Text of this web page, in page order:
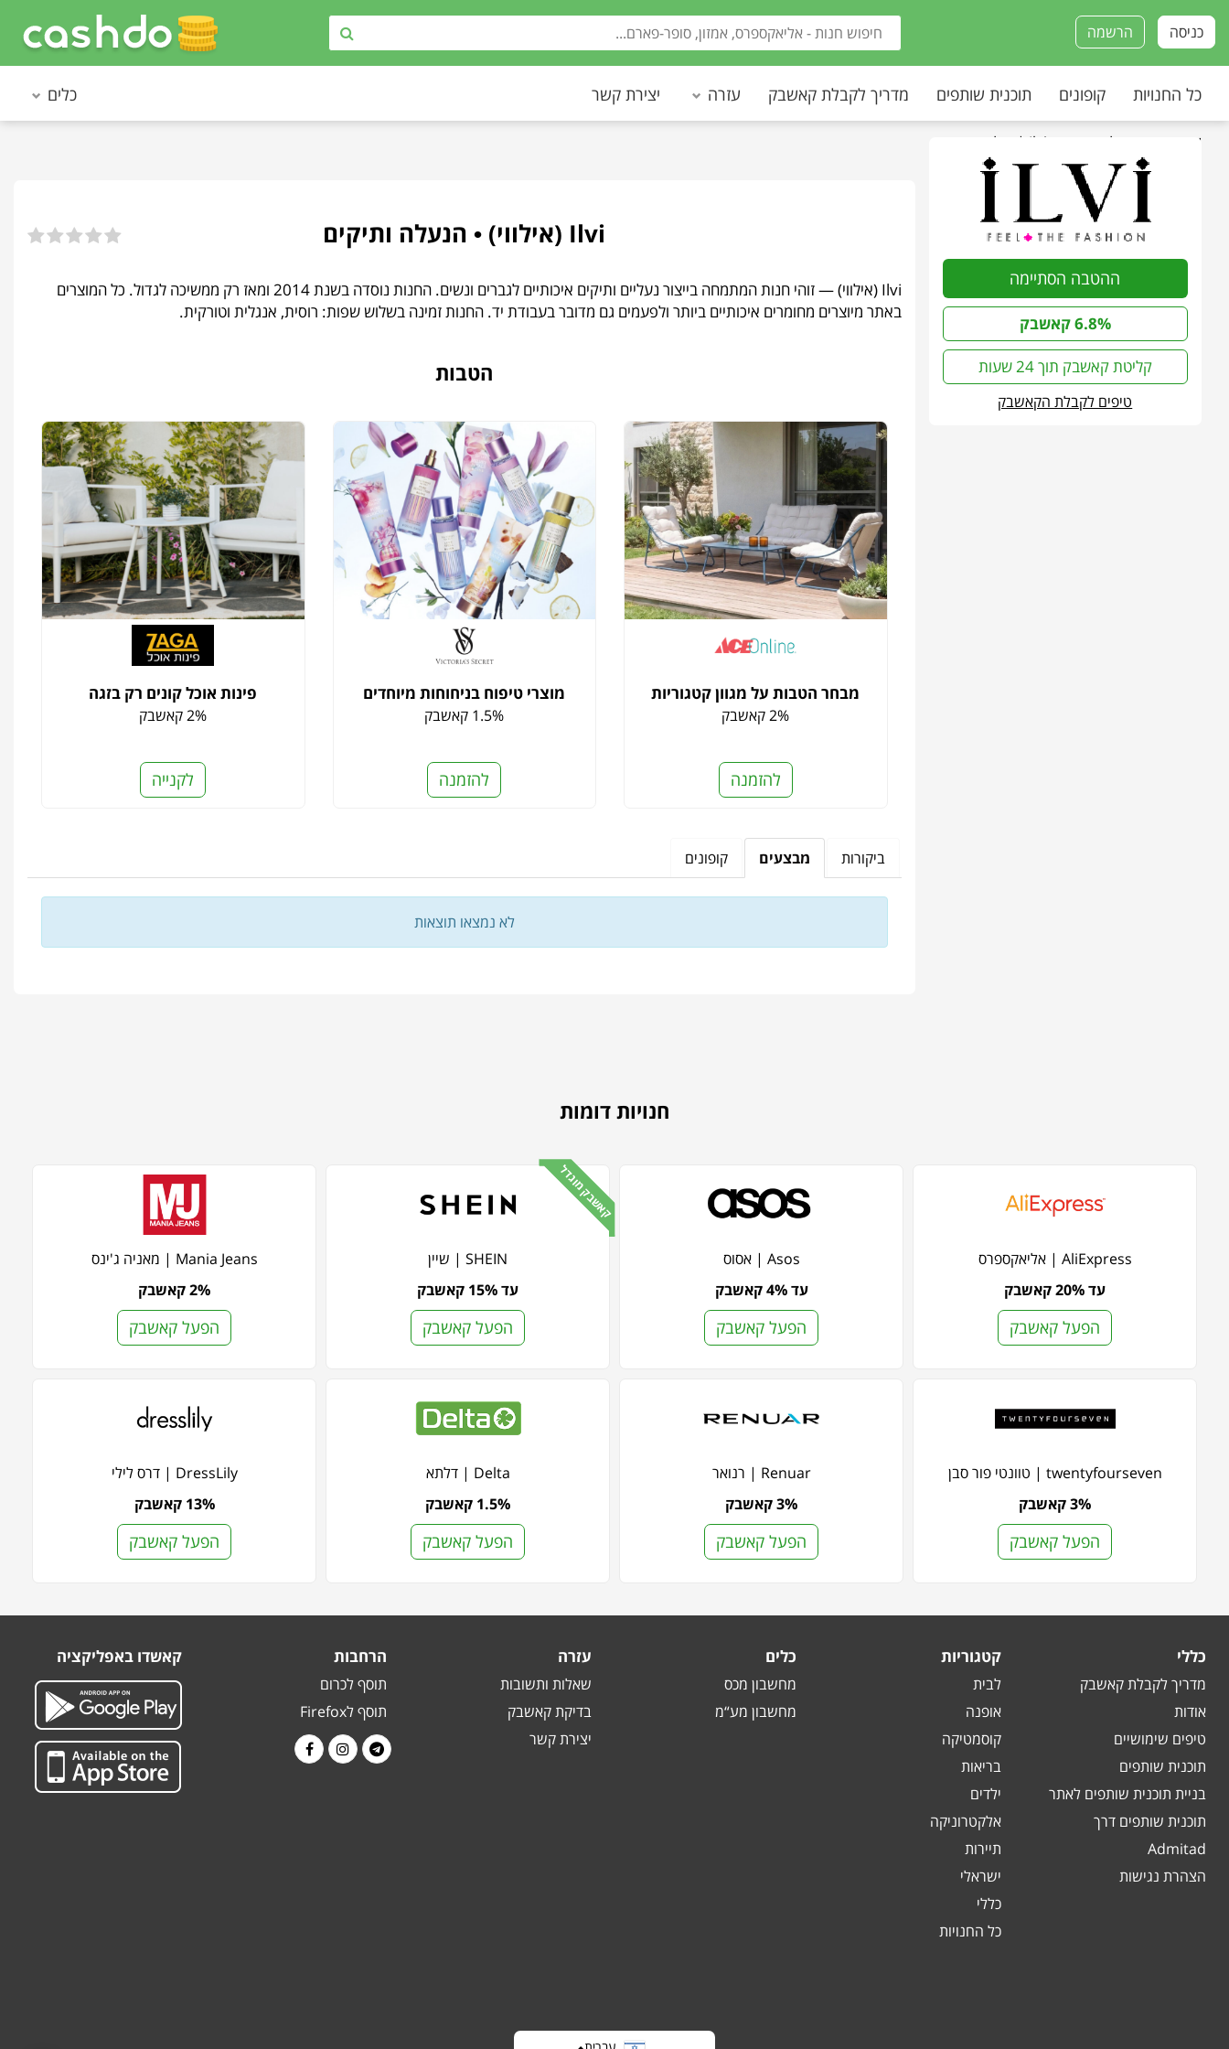
הרשמה כניסה
כל החנויות קופונים תוכנית שותפים מדריך לקבלת קאשבק עזרה יצירת קשר כלים
עמוד הבית כל החנויות Ilvi | אילווי
ההטבה הסתיימה
6.8% קאשבק
קליטת קאשבק תוך 24 שעות
טיפים לקבלת הקאשבק
Ilvi (אילווי) • הנעלה ותיקים
Ilvi (אילווי) — זוהי חנות המתמחה בייצור נעליים ותיקים איכותיים לגברים ונשים. החנות נוסדה בשנת 2014 ומאז רק ממשיכה לגדול. כל המוצרים
באתר מיוצרים מחומרים איכותיים ביותר ולפעמים גם מדובר בעבודת יד. החנות זמינה בשלוש שפות: רוסית, אנגלית וטורקית.
הטבות
מבחר הטבות על מגוון קטגוריות
2% קאשבק
להזמנה
מוצרי טיפוח בניחוחות מיוחדים
1.5% קאשבק
להזמנה
פינות אוכל קונים רק בזגה
2% קאשבק
לקנייה
ביקורות מבצעים קופונים
לא נמצאו תוצאות
חנויות דומות
AliExpress | אליאקספרס
עד 20% קאשבק
הפעל קאשבק
Asos | אסוס
עד 4% קאשבק
הפעל קאשבק
קאשבק מוגדל
SHEIN | שיין
עד 15% קאשבק
הפעל קאשבק
Mania Jeans | מאניה ג'ינס
2% קאשבק
הפעל קאשבק
twentyfourseven | טוונטי פור סבן
3% קאשבק
הפעל קאשבק
Renuar | רנואר
3% קאשבק
הפעל קאשבק
Delta | דלתא
1.5% קאשבק
הפעל קאשבק
DressLily | דרס לילי
13% קאשבק
הפעל קאשבק
כללי
מדריך לקבלת קאשבק
אודות
טיפים שימושיים
תוכנית שותפים
בניית תוכנית שותפים לאתר
תוכנית שותפים דרך
Admitad
הצהרת נגישות
קטגוריות
לבית
אופנה
קוסמטיקה
בריאות
ילדים
אלקטרוניקה
תיירות
ישראלי
כללי
כל החנויות
כלים
מחשבון מכס
מחשבון מע“מ
עזרה
שאלות ותשובות
בדיקת קאשבק
יצירת קשר
הרחבות
תוסף לכרום
תוסף לFirefox
קאשדו באפליקציה